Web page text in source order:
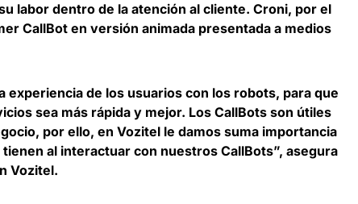
labor dentro de la atención al cliente. Croni, por el
CallBot en versión animada presentada a medios
experiencia de los usuarios con los robots, para que
sea más rápida y mejor. Los CallBots son útiles
por ello, en Vozitel le damos suma importancia
al interactuar con nuestros CallBots”, asegura
Vozitel.